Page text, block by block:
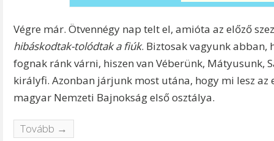
Végre már. Ötvennégy nap telt el, amióta az előző
hibáskodtak-tolódtak a fiúk. Biztosak vagyunk
fognak ránk várni, hiszen van Véberünk, Mátyusunk,
királyfi. Azonban járjunk most utána, hogy mi lesz
magyar Nemzeti Bajnokság első osztálya.
Tovább →